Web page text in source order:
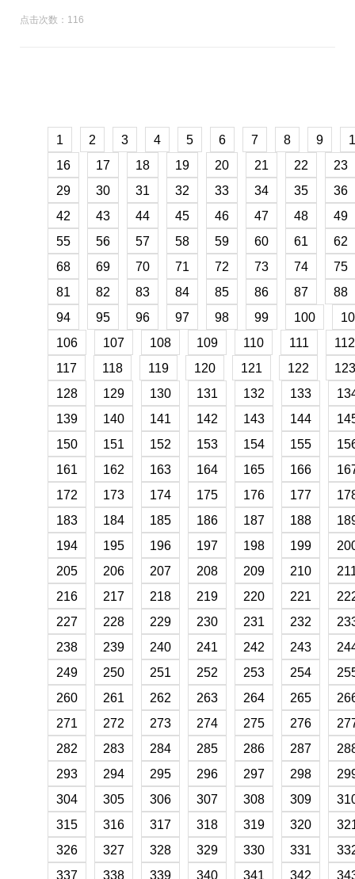
点击次数：116
1 2 3 4 5 6 7 8 9
16
17 18 19 20 21 22
23
29
30 31 32 33 34 35
36
42
43 44 45 46 47 48
49
55
56 57 58 59 60 61
62
68
69 70 71 72 73 74
75
81
82 83 84 85 86 87
88
94
95 96 97 98 99 100
106
107 108 109 110 111
112
117
118 119 120 121 122
123
128
129 130 131 132 133
139
140 141 142 143 144
150
151 152 153 154 155
161
162 163 164 165 166
172
173 174 175 176 177
183
184 185 186 187 188
194
195 196 197 198 199
205
206 207 208 209 210
216
217 218 219 220 221
227
228 229 230 231 232
238
239 240 241 242 243
249
250 251 252 253 254
260
261 262 263 264 265
271
272 273 274 275 276
282
283 284 285 286 287
293
294 295 296 297 298
304
305 306 307 308 309
315
316 317 318 319 320
326
327 328 329 330 331
337
338 339 340 341 342